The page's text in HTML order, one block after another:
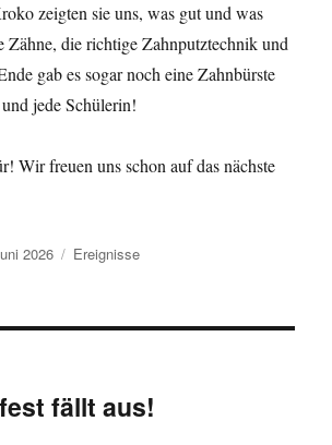
zeigten sie uns, was gut und was
Zähne, die richtige Zahnputztechnik und
gab es sogar noch eine Zahnbürste
jede Schülerin!
Wir freuen uns schon auf das nächste
2026 Kategorien
Ereignisse
fällt aus!